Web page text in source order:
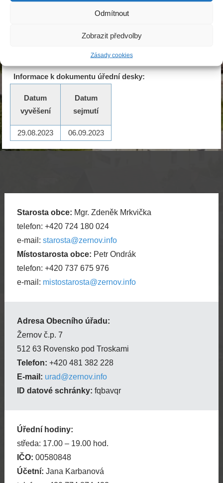
Odmítnout
Zobrazit předvolby
Zásady cookies
Informace k dokumentu úřední desky:
Datum
vyvěšení
Datum
sejmutí
29.08.2023 06.09.2023
Starosta obce: Mgr. Zdeněk Mrkvička
telefon: +420 724 180 024
e-mail: starosta@zernov.info
Místostarosta obce: Petr Ondrák
telefon: +420 737 675 976
e-mail: mistostarosta@zernov.info
Adresa Obecního úřadu:
Žernov č.p. 7
512 63 Rovensko pod Troskami
Telefon: +420 481 382 228
E-mail: urad@zernov.info
ID datové schránky: fqbavqr
Úřední hodiny:
středa: 17.00 – 19.00 hod.
IČO: 00580848
Účetní: Jana Karbanová